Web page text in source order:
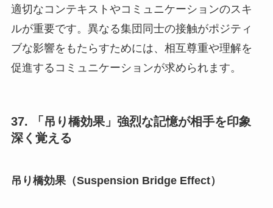
適切なコンテキストやコミュニケーションのスキ
ルが重要です。異なる集団同士の接触がポジティ
ブな影響をもたらすためには、相互尊重や理解を
促進するコミュニケーションが求められます。
37. 「吊り橋効果」強烈な記憶が相手を印象
深く覚える
吊り橋効果（Suspension Bridge Effect）